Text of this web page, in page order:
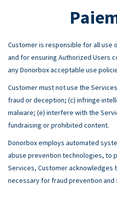
Customer is responsible for all use
and for ensuring Authorized Users
any Donorbox acceptable use
Customer must not use the
fraud or deception; (c) infringe
malware; (e) interfere with the
fundraising or prohibited content.
Donorbox employs automated
abuse prevention technologies, to
Services, Customer acknowledges
necessary for fraud prevention